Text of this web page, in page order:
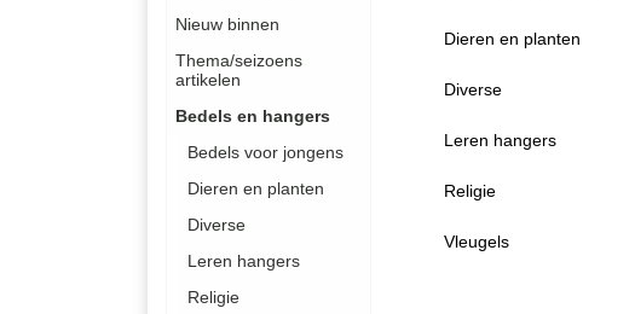
Nieuw binnen
Thema/seizoens
artikelen
Bedels en hangers
Bedels voor jongens
Dieren en planten
Diverse
Leren hangers
Religie
Dieren en planten
Diverse
Leren hangers
Religie
Vleugels